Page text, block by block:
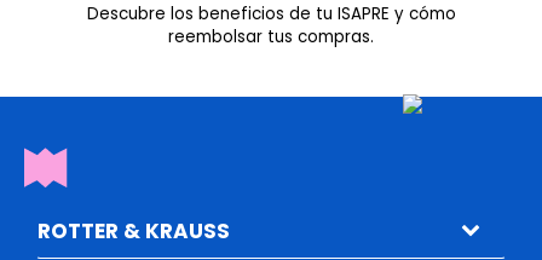
Descubre los beneficios de tu ISAPRE y cómo
reembolsar tus compras.
ROTTER & KRAUSS